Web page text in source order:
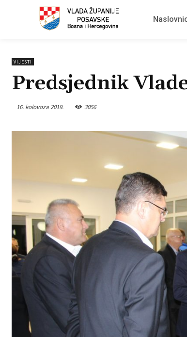
VIJESTI
Predsjednik
16. kolovoza 2019. 3056